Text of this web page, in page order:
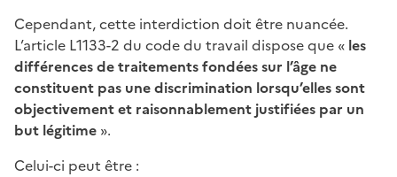
Cependant, cette interdiction doit être nuancée.
L’article L1133-2 du code du travail dispose que « les
différences de traitements fondées sur l’âge ne
constituent pas une discrimination lorsqu’elles sont
objectivement et raisonnablement justifiées par un
but légitime ».
Celui-ci peut être :